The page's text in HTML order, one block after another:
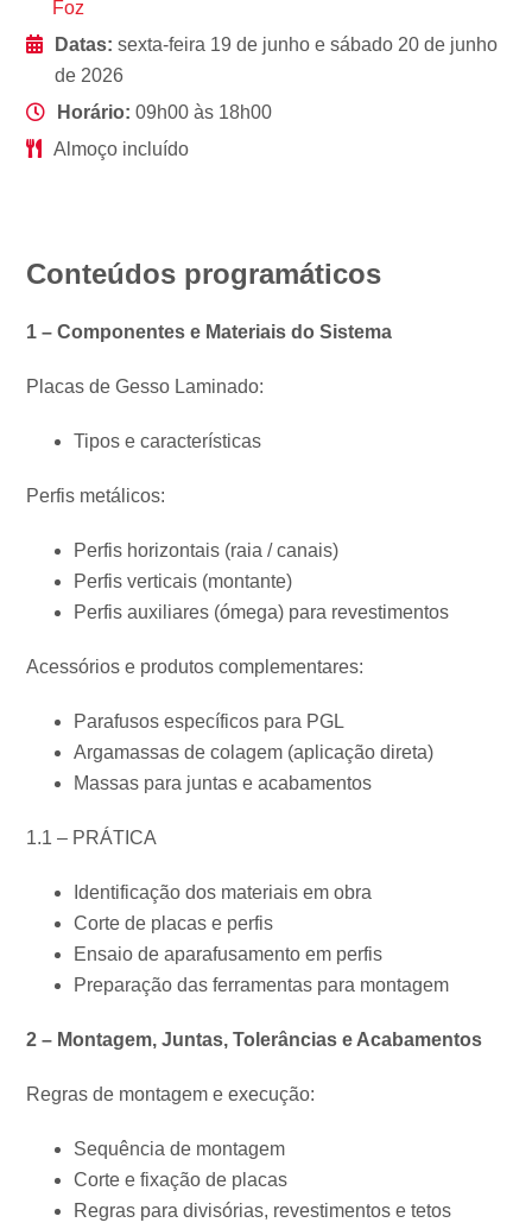
Foz
Datas: sexta-feira 19 de junho e sábado 20 de junho
de 2026
Horário: 09h00 às 18h00
Almoço incluído
Conteúdos programáticos
1 – Componentes e Materiais do Sistema
Placas de Gesso Laminado:
Tipos e características
Perfis metálicos:
Perfis horizontais (raia / canais)
Perfis verticais (montante)
Perfis auxiliares (ómega) para revestimentos
Acessórios e produtos complementares:
Parafusos específicos para PGL
Argamassas de colagem (aplicação direta)
Massas para juntas e acabamentos
1.1 – PRÁTICA
Identificação dos materiais em obra
Corte de placas e perfis
Ensaio de aparafusamento em perfis
Preparação das ferramentas para montagem
2 – Montagem, Juntas, Tolerâncias e Acabamentos
Regras de montagem e execução:
Sequência de montagem
Corte e fixação de placas
Regras para divisórias, revestimentos e tetos